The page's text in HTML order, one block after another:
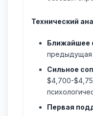
Технический
Ближайшее
предыдущая
Сильное
$4,700-
Первая